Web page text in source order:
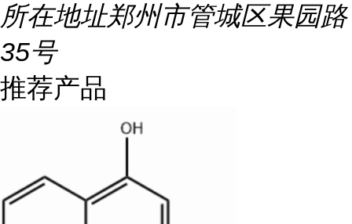
所在地址郑州市管城区果园路
35号
推荐产品